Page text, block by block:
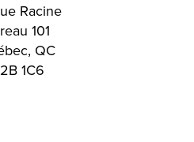
Racine
101
QC
1C6